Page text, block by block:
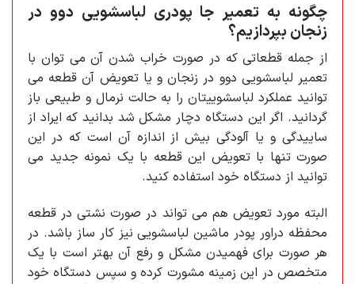
چگونه به تعمیر جا پودری لباسشویی دوو در
زنجان بپردازیم؟
از جمله قطعاتی که در صورت خراب شدن آن می توان با
تعمیر لباسشویی دوو در زنجان و یا تعویض آن قطعه می
توانید عملکرد لباسشوییتان را به حالت نرمال و طبیعی باز
گردانید. اگر این دستگاه دچار مشکل شد بدانید که ایراد از
ساییدگی و یا آلودگی بیش از اندازه آن است که در این
صورت تنها با تعویض این قطعه با یک نمونه جدید می
توانید از دستگاه خود استفاده کنید.
البته مورد تعویض هم می تواند در صورت نشتی در قطعه
محفظه دراور پودر ماشین لباسشویی نیز کار ساز باشد. در
هر صورت برای فهمیدن مشکل و رفع آن بهتر است با یک
متخصص در این زمینه مشورت کرده و سپس دستگاه خود